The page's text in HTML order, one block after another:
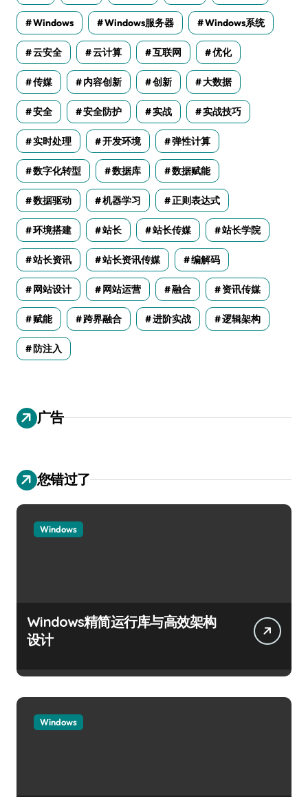
Windows Windows服务器 Windows系统
云安全 云计算 互联网 优化
传媒 内容创新 创新 大数据
安全 安全防护 实战 实战技巧
实时处理 开发环境 弹性计算
数字化转型 数据库 数据赋能
数据驱动 机器学习 正则表达式
环境搭建 站长 站长传媒 站长学院
站长资讯 站长资讯传媒 编解码
网站设计 网站运营 融合 资讯传媒
赋能 跨界融合 进阶实战 逻辑架构
防注入
广告
您错过了
Windows
Windows精简运行库与高效架构
设计
Windows